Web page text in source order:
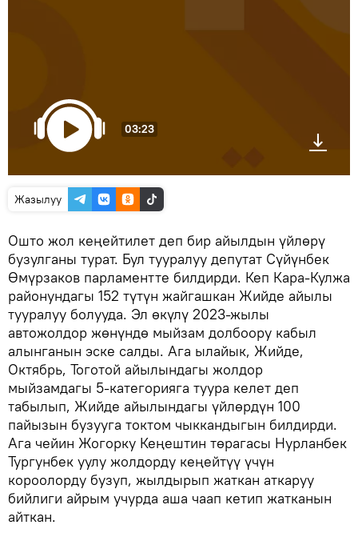
03:23
Жазылуу
Ошто жол кеңейтилет деп бир айылдын үйлөрү
бузулганы турат. Бул тууралуу депутат Сүйүнбек
Өмүрзаков парламентте билдирди. Кеп Кара-Кулжа
районундагы 152 түтүн жайгашкан Жийде айылы
тууралуу болууда. Эл өкүлү 2023-жылы
автожолдор жөнүндө мыйзам долбоору кабыл
алынганын эске салды. Ага ылайык, Жийде,
Октябрь, Тоготой айылындагы жолдор
мыйзамдагы 5-категорияга туура келет деп
табылып, Жийде айылындагы үйлөрдүн 100
пайызын бузууга токтом чыккандыгын билдирди.
Ага чейин Жогорку Кеңештин төрагасы Нурланбек
Тургунбек уулу жолдорду кеңейтүү үчүн
короолорду бузуп, жылдырып жаткан аткаруу
бийлиги айрым учурда аша чаап кетип жатканын
айткан.